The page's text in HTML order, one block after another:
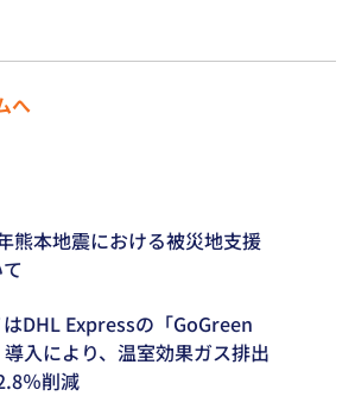
へ
熊本地震における被災地支援
はDHL Expressの「GoGreen
入により、温室効果ガス排出
％削減